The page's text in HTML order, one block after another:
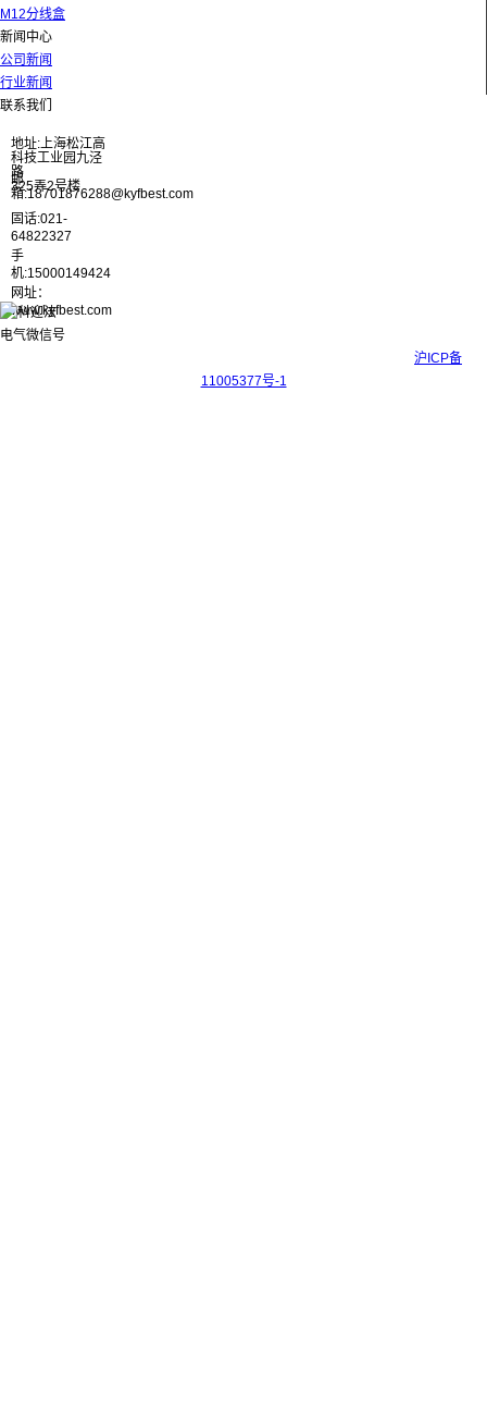
M12分线盒
新闻中心
公司新闻
行业新闻
联系我们
地址:上海松江高
科技工业园九泾
路
325弄2号楼
邮
箱:18701876288@kyfbest.com
固话:021-
64822327
手
机:15000149424
网址：
www.kyfbest.com
沪ICP备
11005377号-1